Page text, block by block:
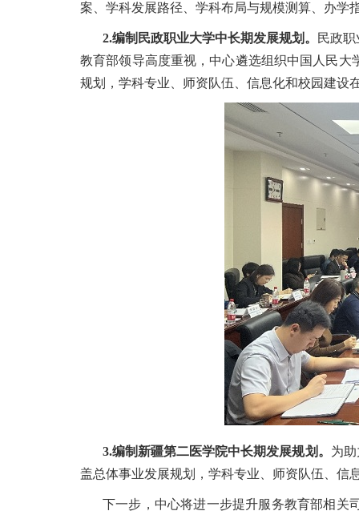
案、学科发展路径、学科布局与规模测算、办学
2.编制民政职业大学中长期发展规划。
民政
教育部领导高度重视，中心遴选组织中国人民
规划，学科专业、师资队伍、信息化和校园建设
3.编制新疆第二医学院中长期发展规划。 为
盖总体事业发展规划，学科专业、师资队伍、信
下一步，中心将进一步提升服务教育部相关